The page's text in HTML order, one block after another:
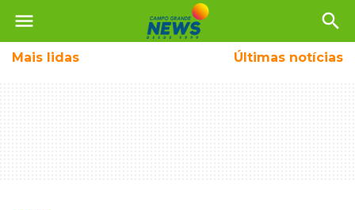
menu search
Mais lidas Últimas notícias